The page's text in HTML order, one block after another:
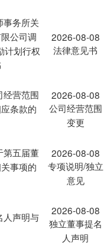
事务所关
公司调
计划行权
2026-08-08
法律意见书
经营范围
条款的
2026-08-08
公司经营范围
变更
第五届董
事项的
2026-08-08
专项说明/独立
意见
人声明与
2026-08-08
独立董事提名
人声明